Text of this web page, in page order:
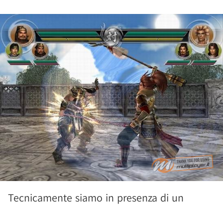
Tecnicamente siamo in presenza di un